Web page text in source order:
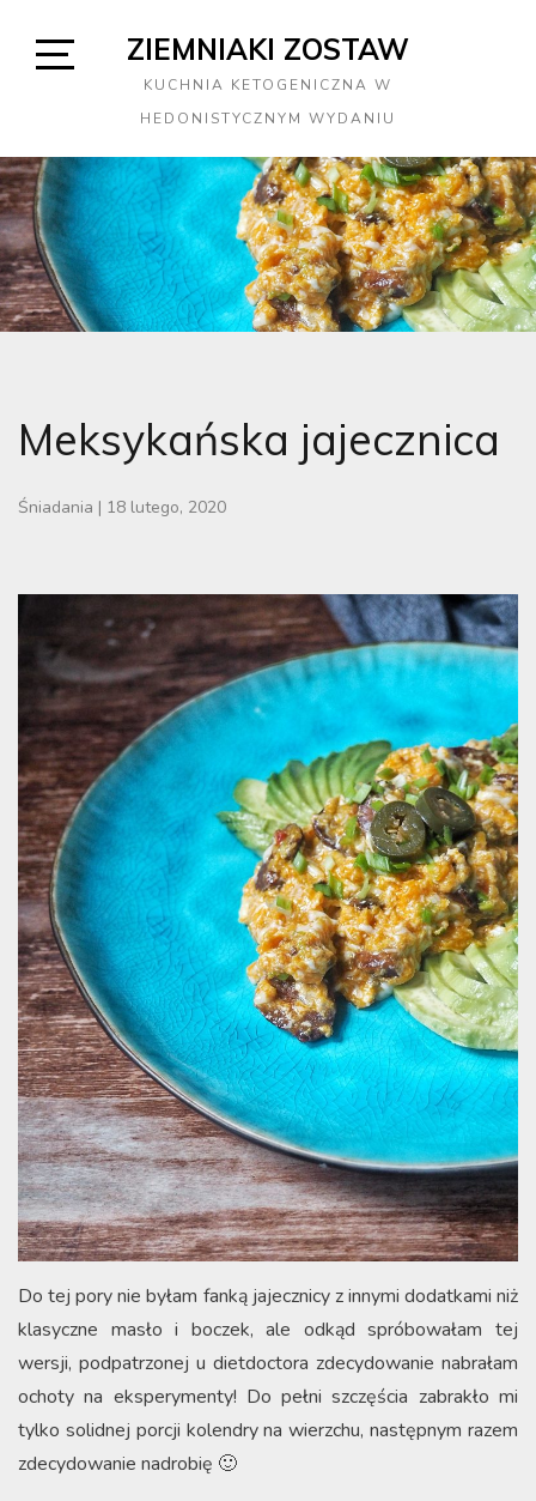
ZIEMNIAKI ZOSTAW
KUCHNIA KETOGENICZNA W
HEDONISTYCZNYM WYDANIU
Meksykańska jajecznica
Śniadania | 18 lutego, 2020
Do tej pory nie byłam fanką jajecznicy z innymi dodatkami niż
klasyczne masło i boczek, ale odkąd spróbowałam tej
wersji, podpatrzonej u dietdoctora zdecydowanie nabrałam
ochoty na eksperymenty! Do pełni szczęścia zabrakło mi
tylko solidnej porcji kolendry na wierzchu, następnym razem
zdecydowanie nadrobię 🙂